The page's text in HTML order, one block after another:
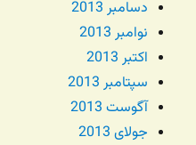
دسامبر 2013
نوامبر 2013
اکتبر 2013
سپتامبر 2013
آگوست 2013
جولای 2013